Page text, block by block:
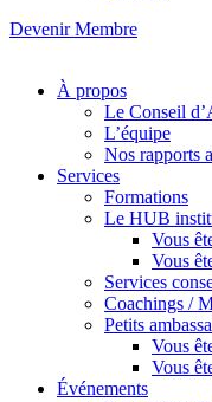
Devenir Membre
À propos
Le Conseil
L’équipe
Nos rapports
Services
Formations
Le HUB
Vous
Vous
Services
Coachings /
Petits
Vous
Vous
Événements